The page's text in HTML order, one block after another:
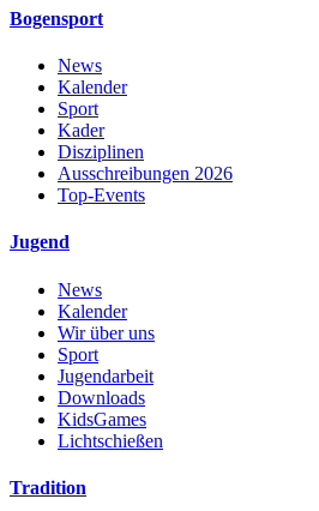
Bogensport
News
Kalender
Sport
Kader
Disziplinen
Ausschreibungen 2026
Top-Events
Jugend
News
Kalender
Wir über uns
Sport
Jugendarbeit
Downloads
KidsGames
Lichtschießen
Tradition